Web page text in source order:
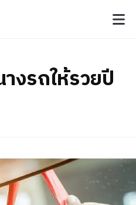
งรถให้รวยปี